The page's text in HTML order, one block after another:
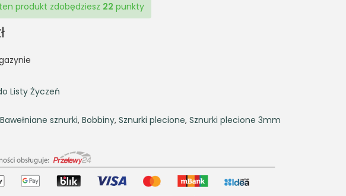
produkt zdobędziesz 22 punkty
Listy Życzeń
Bawełniane sznurki, Bobbiny, Sznurki plecione, Sznurki plecione 3mm